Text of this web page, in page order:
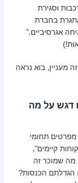
וסגירת
בחברת
אגרסיביים."
מעניין, בוא נראה
דגש על מה
תחומי
קיימים",
מה שמוכר זה
הכנסות?